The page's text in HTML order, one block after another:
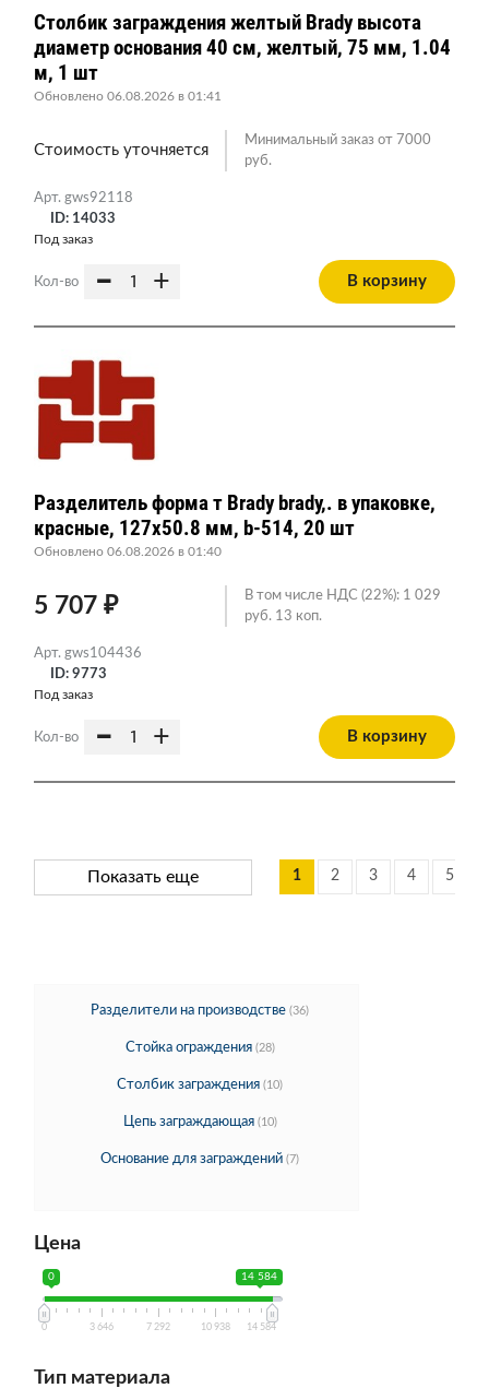
Разделители на производстве (36)
Стойка ограждения (28)
Столбик заграждения (10)
Цепь заграждающая (10)
Основание для заграждений (7)
Цена
0 14 584
0 3 646 7 292 10 938 14 584
Тип материала
Арт. gws92118
ID: 14033
Столбик заграждения желтый Brady высота
диаметр основания 40 см, желтый, 75 мм, 1.04
м, 1 шт
Обновлено 06.08.2026 в 01:41
Стоимость уточняется
Минимальный заказ от 7000
руб.
Под заказ
Кол-во - + В корзину
Арт. gws104436
ID: 9773
Разделитель форма т Brady brady,. в упаковке,
красные, 127x50.8 мм, b-514, 20 шт
Обновлено 06.08.2026 в 01:40
5 707 ₽
В том числе НДС (22%): 1 029
руб. 13 коп.
Под заказ
Кол-во - + В корзину
Показать еще 1 2 3 4 5